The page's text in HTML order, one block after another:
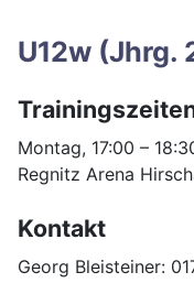
U12w (Jhrg.
Montag, 17:00 –
Regnitz Arena
Kontakt
Georg Bleisteiner: